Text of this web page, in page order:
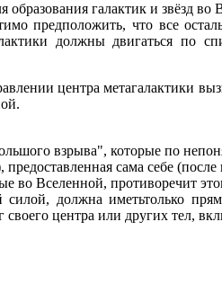
галактик и звёзд во
предположить, что все
должны двигаться по
центра метагалактики
взрыва", которые по
сама себе
во Вселенной, противоречит
должна иметьтолько
своего центра или других тел,